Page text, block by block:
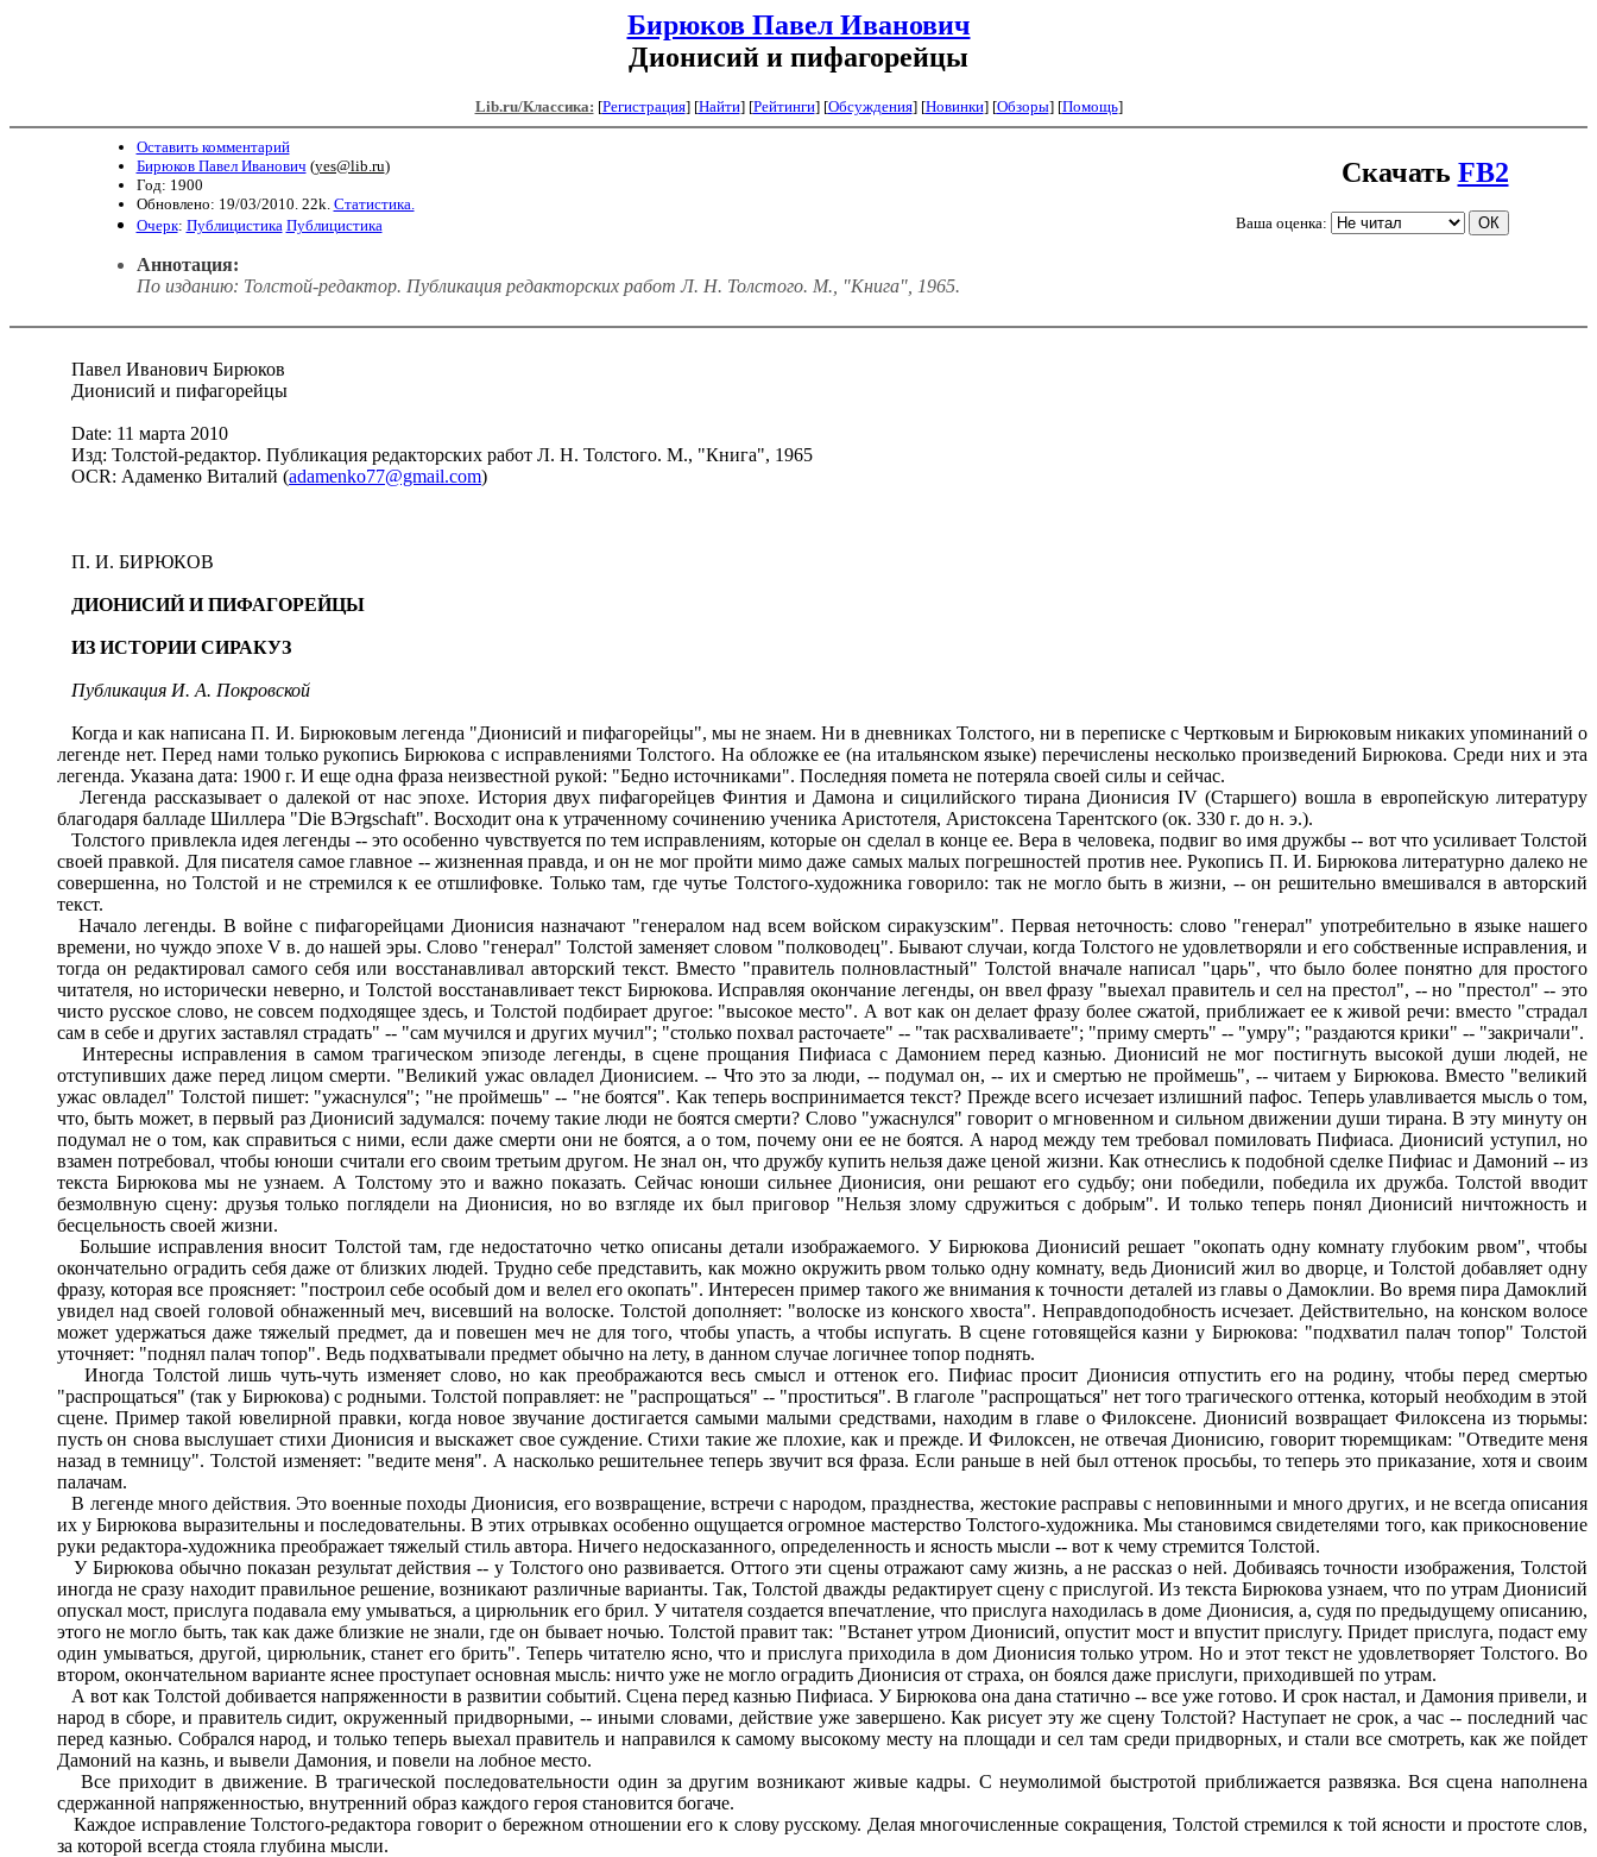
Бирюков Павел Иванович
Дионисий и пифагорейцы
Lib.ru/Классика: [Регистрация] [Найти] [Рейтинги] [Обсуждения] [Новинки] [Обзоры] [Помощь]
Оставить комментарий
Бирюков Павел Иванович (yes@lib.ru)
Год: 1900
Обновлено: 19/03/2010. 22k. Статистика.
Очерк: Публицистика Публицистика
Скачать FB2
Ваша оценка:
Аннотация:
По изданию: Толстой-редактор. Публикация редакторских работ Л. Н. Толстого. М., "Книга", 1965.
Павел Иванович Бирюков
Дионисий и пифагорейцы
Date: 11 марта 2010
Изд: Толстой-редактор. Публикация редакторских работ Л. Н. Толстого. М., "Книга", 1965
OCR: Адаменко Виталий (adamenko77@gmail.com)
П. И. БИРЮКОВ
ДИОНИСИЙ И ПИФАГОРЕЙЦЫ
ИЗ ИСТОРИИ СИРАКУЗ
Публикация И. А. Покровской
Когда и как написана П. И. Бирюковым легенда "Дионисий и пифагорейцы", мы не знаем. Ни в дневниках Толстого, ни в переписке с Чертковым и Бирюковым никаких упоминаний о
легенде нет. Перед нами только рукопись Бирюкова с исправлениями Толстого. На обложке ее (на итальянском языке) перечислены несколько произведений Бирюкова. Среди них и эта
легенда. Указана дата: 1900 г. И еще одна фраза неизвестной рукой: "Бедно источниками". Последняя помета не потеряла своей силы и сейчас.
Легенда рассказывает о далекой от нас эпохе. История двух пифагорейцев Финтия и Дамона и сицилийского тирана Дионисия IV (Старшего) вошла в европейскую литературу
благодаря балладе Шиллера "Die BЭrgschaft". Восходит она к утраченному сочинению ученика Аристотеля, Аристоксена Тарентского (ок. 330 г. до н. э.).
Толстого привлекла идея легенды -- это особенно чувствуется по тем исправлениям, которые он сделал в конце ее. Вера в человека, подвиг во имя дружбы -- вот что усиливает Толстой
своей правкой. Для писателя самое главное -- жизненная правда, и он не мог пройти мимо даже самых малых погрешностей против нее. Рукопись П. И. Бирюкова литературно далеко не
совершенна, но Толстой и не стремился к ее отшлифовке. Только там, где чутье Толстого-художника говорило: так не могло быть в жизни, -- он решительно вмешивался в авторский
текст.
Начало легенды. В войне с пифагорейцами Дионисия назначают "генералом над всем войском сиракузским". Первая неточность: слово "генерал" употребительно в языке нашего
времени, но чуждо эпохе V в. до нашей эры. Слово "генерал" Толстой заменяет словом "полководец". Бывают случаи, когда Толстого не удовлетворяли и его собственные исправления, и
тогда он редактировал самого себя или восстанавливал авторский текст. Вместо "правитель полновластный" Толстой вначале написал "царь", что было более понятно для простого
читателя, но исторически неверно, и Толстой восстанавливает текст Бирюкова. Исправляя окончание легенды, он ввел фразу "выехал правитель и сел на престол", -- но "престол" -- это
чисто русское слово, не совсем подходящее здесь, и Толстой подбирает другое: "высокое место". А вот как он делает фразу более сжатой, приближает ее к живой речи: вместо "страдал
сам в себе и других заставлял страдать" -- "сам мучился и других мучил"; "столько похвал расточаете" -- "так расхваливаете"; "приму смерть" -- "умру"; "раздаются крики" -- "закричали".
Интересны исправления в самом трагическом эпизоде легенды, в сцене прощания Пифиаса с Дамонием перед казнью. Дионисий не мог постигнуть высокой души людей, не
отступивших даже перед лицом смерти. "Великий ужас овладел Дионисием. -- Что это за люди, -- подумал он, -- их и смертью не проймешь", -- читаем у Бирюкова. Вместо "великий
ужас овладел" Толстой пишет: "ужаснулся"; "не проймешь" -- "не боятся". Как теперь воспринимается текст? Прежде всего исчезает излишний пафос. Теперь улавливается мысль о том,
что, быть может, в первый раз Дионисий задумался: почему такие люди не боятся смерти? Слово "ужаснулся" говорит о мгновенном и сильном движении души тирана. В эту минуту он
подумал не о том, как справиться с ними, если даже смерти они не боятся, а о том, почему они ее не боятся. А народ между тем требовал помиловать Пифиаса. Дионисий уступил, но
взамен потребовал, чтобы юноши считали его своим третьим другом. Не знал он, что дружбу купить нельзя даже ценой жизни. Как отнеслись к подобной сделке Пифиас и Дамоний -- из
текста Бирюкова мы не узнаем. А Толстому это и важно показать. Сейчас юноши сильнее Дионисия, они решают его судьбу; они победили, победила их дружба. Толстой вводит
безмолвную сцену: друзья только поглядели на Дионисия, но во взгляде их был приговор "Нельзя злому сдружиться с добрым". И только теперь понял Дионисий ничтожность и
бесцельность своей жизни.
Большие исправления вносит Толстой там, где недостаточно четко описаны детали изображаемого. У Бирюкова Дионисий решает "окопать одну комнату глубоким рвом", чтобы
окончательно оградить себя даже от близких людей. Трудно себе представить, как можно окружить рвом только одну комнату, ведь Дионисий жил во дворце, и Толстой добавляет одну
фразу, которая все проясняет: "построил себе особый дом и велел его окопать". Интересен пример такого же внимания к точности деталей из главы о Дамоклии. Во время пира Дамоклий
увидел над своей головой обнаженный меч, висевший на волоске. Толстой дополняет: "волоске из конского хвоста". Неправдоподобность исчезает. Действительно, на конском волосе
может удержаться даже тяжелый предмет, да и повешен меч не для того, чтобы упасть, а чтобы испугать. В сцене готовящейся казни у Бирюкова: "подхватил палач топор" Толстой
уточняет: "поднял палач топор". Ведь подхватывали предмет обычно на лету, в данном случае логичнее топор поднять.
Иногда Толстой лишь чуть-чуть изменяет слово, но как преображаются весь смысл и оттенок его. Пифиас просит Дионисия отпустить его на родину, чтобы перед смертью
"распрощаться" (так у Бирюкова) с родными. Толстой поправляет: не "распрощаться" -- "проститься". В глаголе "распрощаться" нет того трагического оттенка, который необходим в этой
сцене. Пример такой ювелирной правки, когда новое звучание достигается самыми малыми средствами, находим в главе о Филоксене. Дионисий возвращает Филоксена из тюрьмы:
пусть он снова выслушает стихи Дионисия и выскажет свое суждение. Стихи такие же плохие, как и прежде. И Филоксен, не отвечая Дионисию, говорит тюремщикам: "Отведите меня
назад в темницу". Толстой изменяет: "ведите меня". А насколько решительнее теперь звучит вся фраза. Если раньше в ней был оттенок просьбы, то теперь это приказание, хотя и своим
палачам.
В легенде много действия. Это военные походы Дионисия, его возвращение, встречи с народом, празднества, жестокие расправы с неповинными и много других, и не всегда описания
их у Бирюкова выразительны и последовательны. В этих отрывках особенно ощущается огромное мастерство Толстого-художника. Мы становимся свидетелями того, как прикосновение
руки редактора-художника преображает тяжелый стиль автора. Ничего недосказанного, определенность и ясность мысли -- вот к чему стремится Толстой.
У Бирюкова обычно показан результат действия -- у Толстого оно развивается. Оттого эти сцены отражают саму жизнь, а не рассказ о ней. Добиваясь точности изображения, Толстой
иногда не сразу находит правильное решение, возникают различные варианты. Так, Толстой дважды редактирует сцену с прислугой. Из текста Бирюкова узнаем, что по утрам Дионисий
опускал мост, прислуга подавала ему умываться, а цирюльник его брил. У читателя создается впечатление, что прислуга находилась в доме Дионисия, а, судя по предыдущему описанию,
этого не могло быть, так как даже близкие не знали, где он бывает ночью. Толстой правит так: "Встанет утром Дионисий, опустит мост и впустит прислугу. Придет прислуга, подаст ему
один умываться, другой, цирюльник, станет его брить". Теперь читателю ясно, что и прислуга приходила в дом Дионисия только утром. Но и этот текст не удовлетворяет Толстого. Во
втором, окончательном варианте яснее проступает основная мысль: ничто уже не могло оградить Дионисия от страха, он боялся даже прислуги, приходившей по утрам.
А вот как Толстой добивается напряженности в развитии событий. Сцена перед казнью Пифиаса. У Бирюкова она дана статично -- все уже готово. И срок настал, и Дамония привели, и
народ в сборе, и правитель сидит, окруженный придворными, -- иными словами, действие уже завершено. Как рисует эту же сцену Толстой? Наступает не срок, а час -- последний час
перед казнью. Собрался народ, и только теперь выехал правитель и направился к самому высокому месту на площади и сел там среди придворных, и стали все смотреть, как же пойдет
Дамоний на казнь, и вывели Дамония, и повели на лобное место.
Все приходит в движение. В трагической последовательности один за другим возникают живые кадры. С неумолимой быстротой приближается развязка. Вся сцена наполнена
сдержанной напряженностью, внутренний образ каждого героя становится богаче.
Каждое исправление Толстого-редактора говорит о бережном отношении его к слову русскому. Делая многочисленные сокращения, Толстой стремился к той ясности и простоте слов,
за которой всегда стояла глубина мысли.